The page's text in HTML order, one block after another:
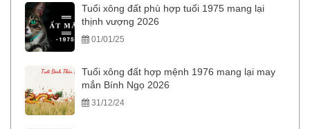
Tuổi xông đất phù hợp tuổi 1975 mang lại
thịnh vượng 2026
01/01/25
Tuổi xông đất hợp mệnh 1976 mang lại may
mắn Bính Ngọ 2026
31/12/24